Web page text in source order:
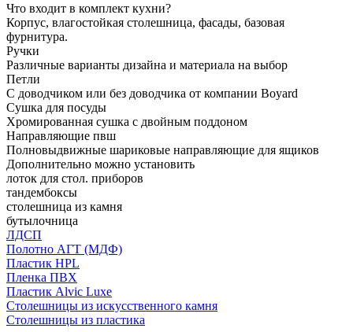
Что входит в комплект кухни?
Корпус, влагостойкая столешница, фасады, базовая
фурнитура.
Ручки
Различные варианты дизайна и материала на выбор
Петли
С доводчиком или без доводчика от компании Boyard
Сушка для посуды
Хромированная сушка с двойным поддоном
Направляющие пвш
Полновыдвижные шариковые направляющие для ящиков
Дополнительно можно установить
лоток для стол. приборов
тандембоксы
столешница из камня
бутылочница
ЛДСП
Полотно АГТ (МДФ)
Пластик HPL
Пленка ПВХ
Пластик Alvic Luxe
Столешницы из искусственного камня
Столешницы из пластика